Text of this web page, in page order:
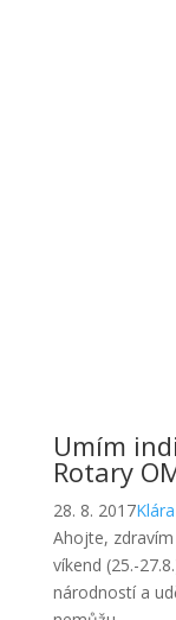
Umím
Rotary
28. 8. 2017
Ahojte,
víkend (25.-
národností a